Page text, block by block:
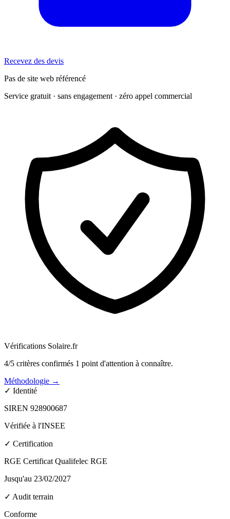
Recevez des devis
Pas de site web référencé
Service gratuit · sans engagement · zéro appel commercial
Vérifications Solaire.fr
4/5 critères confirmés 1 point d'attention à connaître.
Méthodologie →
✓ Identité
SIREN 928900687
Vérifiée à l'INSEE
✓ Certification
RGE Certificat Qualifelec RGE
Jusqu'au 23/02/2027
✓ Audit terrain
Conforme